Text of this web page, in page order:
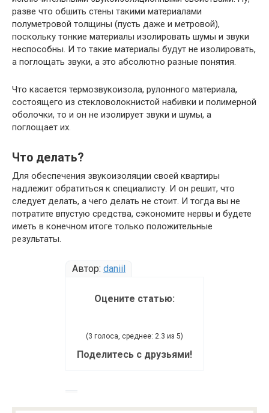
разве что обшить стены такими материалами
полуметровой толщины (пусть даже и метровой),
поскольку тонкие материалы изолировать шумы и звуки
неспособны. И то такие материалы будут не изолировать,
а поглощать звуки, а это абсолютно разные понятия.
Что касается термозвукоизола, рулонного материала,
состоящего из стекловолокнистой набивки и полимерной
оболочки, то и он не изолирует звуки и шумы, а
поглощает их.
Что делать?
Для обеспечения звукоизоляции своей квартиры
надлежит обратиться к специалисту. И он решит, что
следует делать, а чего делать не стоит. И тогда вы не
потратите впустую средства, сэкономите нервы и будете
иметь в конечном итоге только положительные
результаты.
Автор: daniil
Оцените статью:
(3 голоса, среднее: 2.3 из 5)
Поделитесь с друзьями!